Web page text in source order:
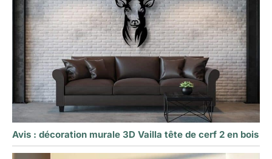
Avis : décoration murale 3D Vailla tête de cerf 2 en bois